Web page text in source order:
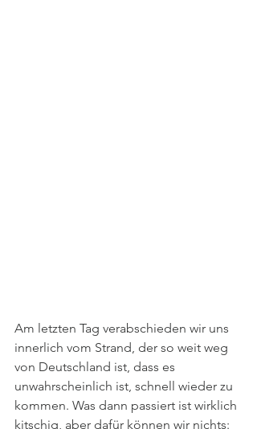
Am letzten Tag verabschieden wir uns
innerlich vom Strand, der so weit weg
von Deutschland ist, dass es
unwahrscheinlich ist, schnell wieder zu
kommen. Was dann passiert ist wirklich
kitschig, aber dafür können wir nichts: